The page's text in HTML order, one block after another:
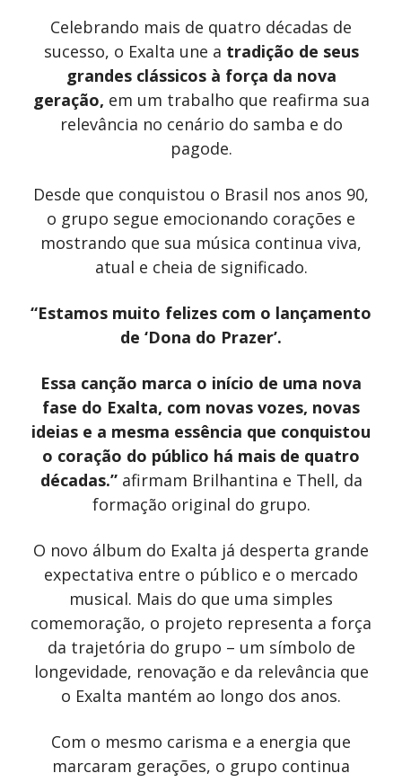
Celebrando mais de quatro décadas de
sucesso, o Exalta une a tradição de seus
grandes clássicos à força da nova
geração, em um trabalho que reafirma sua
relevância no cenário do samba e do
pagode.
Desde que conquistou o Brasil nos anos 90,
o grupo segue emocionando corações e
mostrando que sua música continua viva,
atual e cheia de significado.
“Estamos muito felizes com o lançamento
de ‘Dona do Prazer’.
Essa canção marca o início de uma nova
fase do Exalta, com novas vozes, novas
ideias e a mesma essência que conquistou
o coração do público há mais de quatro
décadas.”afirmam Brilhantina e Thell, da
formação original do grupo.
O novo álbum do Exalta já desperta grande
expectativa entre o público e o mercado
musical. Mais do que uma simples
comemoração, o projeto representa a força
da trajetória do grupo – um símbolo de
longevidade, renovação e da relevância que
o Exalta mantém ao longo dos anos.
Com o mesmo carisma e a energia que
marcaram gerações, o grupo continua